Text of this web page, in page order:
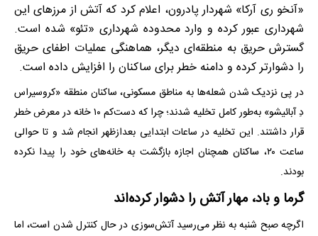
«آنخو ری آرکا» شهردار پادرون، اعلام کرد که آتش از مرزهای این
شهرداری عبور کرده و وارد محدوده شهرداری «تئو» شده است.
گسترش حریق به منطقه‌ای دیگر، هماهنگی عملیات اطفای حریق
را دشوارتر کرده و دامنه خطر برای ساکنان را افزایش داده است.
در پی نزدیک شدن شعله‌ها به مناطق مسکونی، ساکنان منطقه «کروسیراس
دِ آبائیشو» به‌طور کامل تخلیه شدند؛ چرا که دست‌کم ۱۰ خانه در معرض خطر
قرار داشتند. این تخلیه در ساعات ابتدایی بعدازظهر انجام شد و تا حوالی
ساعت ۲۰، ساکنان همچنان اجازه بازگشت به خانه‌های خود را پیدا نکرده
بودند.
گرما و باد، مهار آتش را دشوار کرده‌اند
اگرچه صبح شنبه به نظر می‌رسید آتش‌سوزی در حال کنترل شدن است، اما